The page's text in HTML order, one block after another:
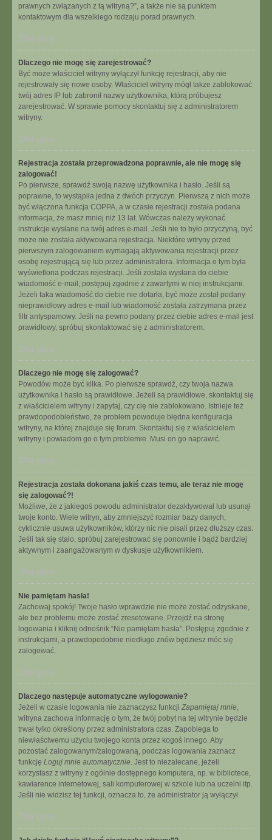
prawnych związanych z tą witryną?”, a także nie są punktem
kontaktowym dla wszelkiego rodzaju porad prawnych.
Na górę
Dlaczego nie mogę się zarejestrować?
Być może właściciel witryny wyłączył funkcję rejestracji, aby nie
rejestrowały się nowe osoby. Właściciel witryny mógł także zablokować
twój adres IP lub zabronił nazwy użytkownika, którą próbujesz
zarejestrować. W sprawie pomocy skontaktuj się z administratorem
witryny.
Na górę
Rejestracja została przeprowadzona poprawnie, ale nie mogę się
zalogować!
Po pierwsze, sprawdź swoją nazwę użytkownika i hasło. Jeśli są
poprawne, to wystąpiła jedna z dwóch przyczyn. Pierwszą z nich może
być włączona funkcja COPPA, a w czasie rejestracji została podana
informacja, że masz mniej niż 13 lat. Wówczas należy wykonać
instrukcje wysłane na twój adres e-mail. Jeśli nie to było przyczyną, być
może nie została aktywowana rejestracja. Niektóre witryny przed
pierwszym zalogowaniem wymagają aktywowania rejestracji przez
osobę rejestrującą się lub przez administratora. Informacja o tym była
wyświetlona podczas rejestracji. Jeśli została wysłana do ciebie
wiadomość e-mail, postępuj zgodnie z zawartymi w niej instrukcjami.
Jeżeli taka wiadomość do ciebie nie dotarła, być może został podany
nieprawidłowy adres e-mail lub wiadomość została zatrzymana przez
filtr antyspamowy. Jeśli na pewno podany przez ciebie adres e-mail jest
prawidłowy, spróbuj skontaktować się z administratorem.
Na górę
Dlaczego nie mogę się zalogować?
Powodów może być kilka. Po pierwsze sprawdź, czy twoja nazwa
użytkownika i hasło są prawidłowe. Jeżeli są prawidłowe, skontaktuj się
z właścicielem witryny i zapytaj, czy cię nie zablokowano. Istnieje też
prawdopodobieństwo, że problem powoduje błędna konfiguracja
witryny, na której znajduje się forum. Skontaktuj się z właścicielem
witryny i powiadom go o tym problemie. Musi on go naprawić.
Na górę
Rejestracja została dokonana jakiś czas temu, ale teraz nie mogę
się zalogować?!
Możliwe, że z jakiegoś powodu administrator dezaktywował lub usunął
twoje konto. Wiele witryn, aby zmniejszyć rozmiar bazy danych,
cyklicznie usuwa użytkowników, którzy nic nie pisali przez dłuższy czas.
Jeśli tak się stało, spróbuj zarejestrować się ponownie i bądź bardziej
aktywnym i zaangażowanym w dyskusje użytkownikiem.
Na górę
Nie pamiętam hasła!
Zachowaj spokój! Twoje hasło wprawdzie nie może zostać odzyskane,
ale bez problemu może zostać zresetowane. Przejdź na stronę
logowania i kliknij odnośnik “Nie pamiętam hasła”. Postępuj zgodnie z
instrukcjami, a prawdopodobnie niedługo znów będziesz móc się
zalogować.
Na górę
Dlaczego następuje automatyczne wylogowanie?
Jeżeli w czasie logowania nie zaznaczysz funkcji Zapamiętaj mnie,
witryna zachowa informację o tym, że twój pobyt na tej witrynie będzie
trwał tylko określony przez administratora czas. Zapobiega to
niewłaściwemu użyciu twojego konta przez kogoś innego. Aby
pozostać zalogowanym/zalogowaną, podczas logowania zaznacz
funkcję Loguj mnie automatycznie. Jest to niezalecane, jeżeli
korzystasz z witryny z ogólnie dostępnego komputera, np. w bibliotece,
kawiarence internetowej, sali komputerowej w szkole lub na uczelni itp.
Jeśli nie widzisz tej funkcji, oznacza to, że administrator ją wyłączył.
Na górę